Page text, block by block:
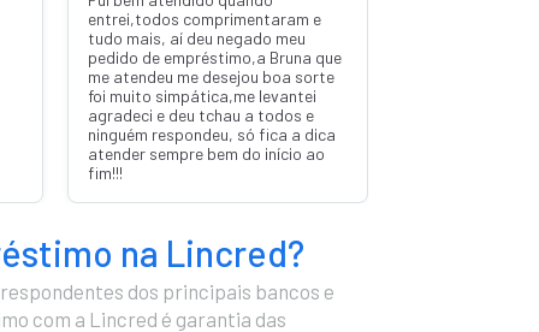
entrei,todos comprimentaram e
tudo mais, aí deu negado meu
pedido de empréstimo,a Bruna que
me atendeu me desejou boa sorte
foi muito simpática,me levantei
agradeci e deu tchau a todos e
ninguém respondeu, só fica a dica
atender sempre bem do início ao
fim!!!
na Lincred?
dos principais bancos e
com a Lincred é garantia das